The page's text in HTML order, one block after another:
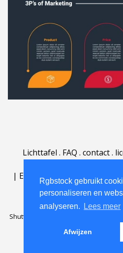
Rgbstock gebruikt
personaliseren en
analyseren.
Lees meer
Afwijzen
Lichttafel . FAQ . contact.
| English | Deutsch Español
Shutterstock official partner of Rgbstock